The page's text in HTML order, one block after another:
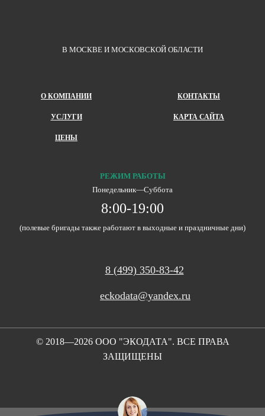
В МОСКВЕ И МОСКОВСКОЙ ОБЛАСТИ
О КОМПАНИИ
УСЛУГИ
ЦЕНЫ
КОНТАКТЫ
КАРТА САЙТА
РЕЖИМ РАБОТЫ
Понедельник―Суббота
8:00-19:00
(полевые бригады также работают в выходные и праздничные дни)
8 (499) 350-83-42
eckodata@yandex.ru
© 2018—2026 ООО "ЭКОДАТА". ВСЕ ПРАВА
ЗАЩИЩЕНЫ